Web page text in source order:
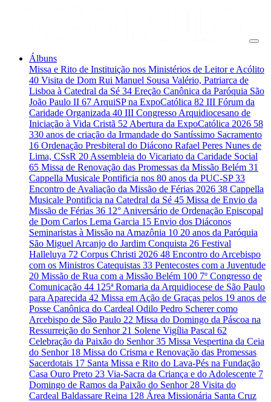
Álbuns
Missa e Rito de Instituição nos Ministérios de Leitor e Acólito
40 Visita de Dom Rui Manuel Sousa Valério, Patriarca de
Lisboa à Catedral da Sé 34 Ereção Canônica da Paróquia São
João Paulo II 67 ArquiSP na ExpoCatólica 82 III Fórum da
Caridade Organizada 40 III Congresso Arquidiocesano de
Iniciação à Vida Cristã 52 Abertura da ExpoCatólica 2026 58
330 anos de criação da Irmandade do Santíssimo Sacramento
16 Ordenação Presbiteral do Diácono Rafael Peres Nunes de
Lima, CSsR 20 Assembleia do Vicariato da Caridade Social
65 Missa de Renovação das Promessas da Missão Belém 31
Cappella Musicale Pontificia nos 80 anos da PUC-SP33
Encontro de Avaliação da Missão de Férias 2026 38 Cappella
Musicale Pontificia na Catedral da Sé 45 Missa de Envio da
Missão de Férias 36 12° Aniversário de Ordenação Episcopal
de Dom Carlos Lema Garcia 15 Envio dos Diáconos
Seminaristas à Missão na Amazônia 10 20 anos da Paróquia
São Miguel Arcanjo do Jardim Conquista 26 Festival
Halleluya 72 Corpus Christi 2026 48 Encontro do Arcebispo
com os Ministros Catequistas 33 Pentecostes com a Juventude
20 Missão de Rua com a Missão Belém 100 7º Congresso de
Comunicação 44 125ª Romaria da Arquidiocese de São Paulo
para Aparecida 42 Missa em Ação de Graças pelos 19 anos de
Posse Canônica do Cardeal Odilo Pedro Scherer como
Arcebispo de São Paulo 22 Missa do Domingo da Páscoa na
Ressurreição do Senhor 21 Solene Vigília Pascal 62
Celebração da Paixão do Senhor35 Missa Vespertina da Ceia
do Senhor 18 Missa do Crisma e Renovação das Promessas
Sacerdotais 17 Santa Missa e Rito do Lava-Pés na Fundação
Casa Ouro Preto 23 Via-Sacra da Criança e do Adolescente 7
Domingo de Ramos da Paixão do Senhor 28 Visita do
Cardeal Baldassare Reina 128 Área Missionária Santa Cruz